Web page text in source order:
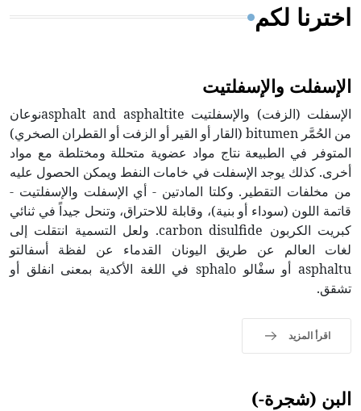
اخترنا لكم
الإسفلت والإسفلتيت
الإسفلت (الزفت) والإسفلتيت asphalt and asphaltiteنوعان
من الحُمَّر bitumen (القار أو القير أو الزفت أو القطران الصخري)
المتوفر في الطبيعة نتاج مواد عضوية متحللة ومختلطة مع مواد
أخرى. كذلك يوجد الإسفلت في خامات النفط ويمكن الحصول عليه
من مخلفات التقطير. وكلتا المادتين - أي الإسفلت والإسفلتيت -
قاتمة اللون (سوداء أو بنية)، وقابلة للاحتراق، وتنحل جيداً في ثنائي
كبريت الكربون carbon disulfide. ولعل التسمية انتقلت إلى
لغات العالم عن طريق اليونان القدماء عن لفظة أسفالتو
asphaltu أو سفْالو sphalo في اللغة الأكدية بمعنى انفلق أو
تشقق.
اقرأ المزيد
البن (شجرة-)